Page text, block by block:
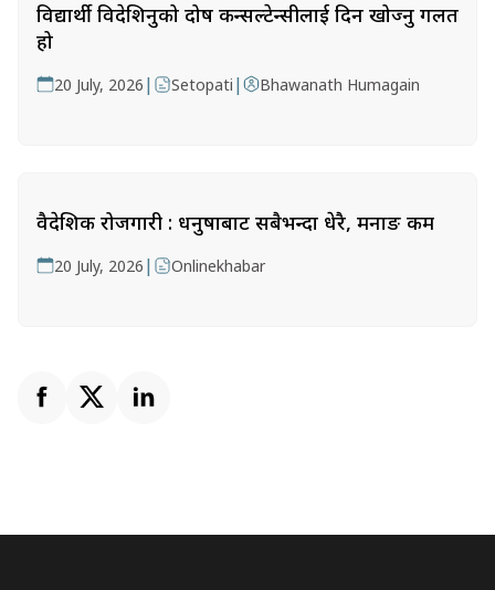
विद्यार्थी विदेशिनुको दोष कन्सल्टेन्सीलाई दिन खोज्नु गलत
हो
20 July, 2026 | Setopati | Bhawanath Humagain
वैदेशिक रोजगारी : धनुषाबाट सबैभन्दा धेरै, मनाङ कम
20 July, 2026 | Onlinekhabar